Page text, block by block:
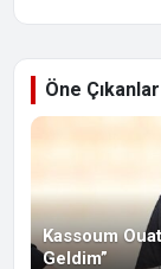
Öne Çıkanlar
Kassoum
Geldim”